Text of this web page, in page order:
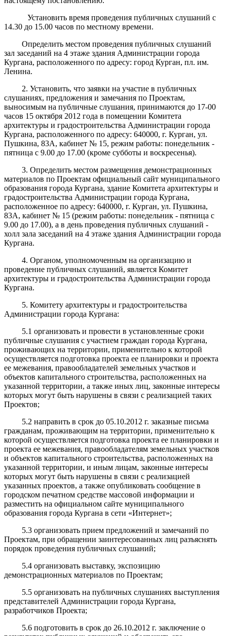
Установить время проведения публичных слушаний с
14.30 до 15.00 часов по местному времени.
Определить местом проведения публичных слушаний
зал заседаний на 4 этаже здания Администрации города
Кургана, расположенного по адресу: город Курган, пл. им.
Ленина.
2. Установить, что заявки на участие в публичных
слушаниях, предложения и замечания по Проектам,
выносимым на публичные слушания, принимаются до 17-00
часов 15 октября 2012 года в помещении Комитета
архитектуры и градостроительства Администрации города
Кургана, расположенного по адресу: 640000, г. Курган, ул.
Пушкина, 83А, кабинет № 15, режим работы: понедельник -
пятница с 9.00 до 17.00 (кроме субботы и воскресенья).
3. Определить местом размещения демонстрационных
материалов по Проектам официальный сайт муниципального
образования города Кургана, здание Комитета архитектуры и
градостроительства Администрации города Кургана,
расположенное по адресу: 640000, г. Курган, ул. Пушкина,
83А, кабинет № 15 (режим работы: понедельник - пятница с
9.00 до 17.00), а в день проведения публичных слушаний -
холл зала заседаний на 4 этаже здания Администрации города
Кургана.
4. Органом, уполномоченным на организацию и
проведение публичных слушаний, является Комитет
архитектуры и градостроительства Администрации города
Кургана.
5. Комитету архитектуры и градостроительства
Администрации города Кургана:
5.1 организовать и провести в установленные сроки
публичные слушания с участием граждан города Кургана,
проживающих на территории, применительно к которой
осуществляется подготовка проекта ее планировки и проекта
ее межевания, правообладателей земельных участков и
объектов капитального строительства, расположенных на
указанной территории, а также иных лиц, законные интересы
которых могут быть нарушены в связи с реализацией таких
Проектов;
5.2 направить в срок до 05.10.2012 г. заказные письма
гражданам, проживающим на территории, применительно к
которой осуществляется подготовка проекта ее планировки и
проекта ее межевания, правообладателям земельных участков
и объектов капитального строительства, расположенных на
указанной территории, и иным лицам, законные интересы
которых могут быть нарушены в связи с реализацией
указанных проектов, а также опубликовать сообщение в
городском печатном средстве массовой информации и
разместить на официальном сайте муниципального
образования города Кургана в сети «Интернет»;
5.3 организовать прием предложений и замечаний по
Проектам, при обращении заинтересованных лиц разъяснять
порядок проведения публичных слушаний;
5.4 организовать выставку, экспозицию
демонстрационных материалов по Проектам;
5.5 организовать на публичных слушаниях выступления
представителей Администрации города Кургана,
разработчиков Проекта;
5.6 подготовить в срок до 26.10.2012 г. заключение о